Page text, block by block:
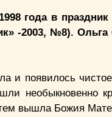
года в
-2003, №8).
и появилось
вышла Божия